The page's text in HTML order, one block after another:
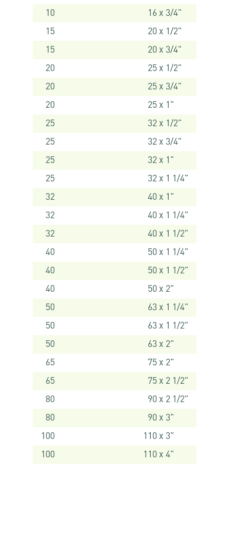
10
16 x 3/4"
15
20 x 1/2"
15
20 x 3/4"
20
25 x 1/2"
20
25 x 3/4"
20
25 x 1"
25
32 x 1/2"
25
32 x 3/4"
25
32 x 1"
25
32 x 1 1/4"
32
40 x 1"
32
40 x 1 1/4"
32
40 x 1 1/2"
40
50 x 1 1/4"
40
50 x 1 1/2"
40
50 x 2"
50
63 x 1 1/4"
50
63 x 1 1/2"
50
63 x 2"
65
75 x 2"
65
75 x 2 1/2"
80
90 x 2 1/2"
80
90 x 3"
100
110 x 3"
100
110 x 4"